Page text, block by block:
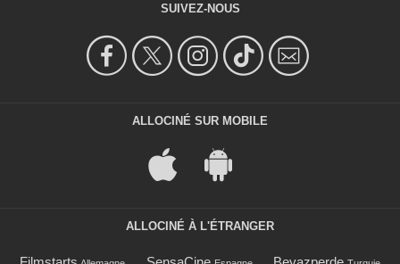
SUIVEZ-NOUS
ALLOCINÉ SUR MOBILE
ALLOCINÉ À L'ÉTRANGER